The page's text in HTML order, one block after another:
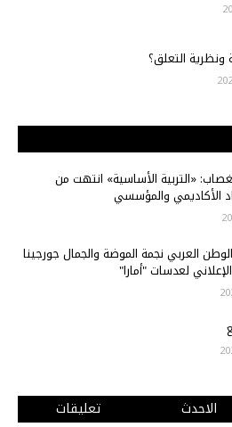
ونظرية التعلق؟
«التربية الأساسية» انتهت من
الأكاديمي والمؤسسي
العربي نجمة الموضة والجمال جورجينا
لعدسات "أمارا"
الاحدث تعليقات